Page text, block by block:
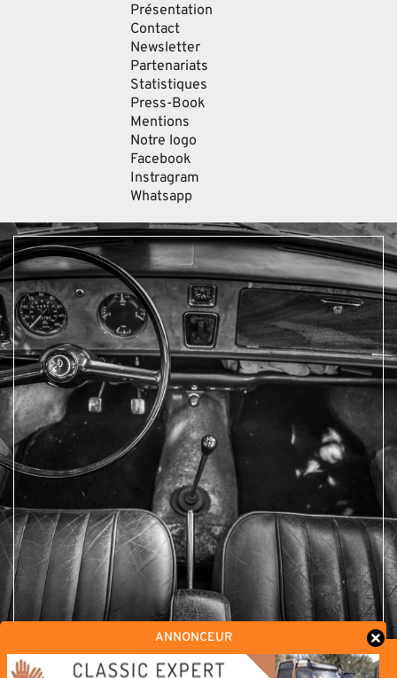
Présentation
Contact
Newsletter
Partenariats
Statistiques
Press-Book
Mentions
Notre logo
Facebook
Instragram
Whatsapp
ANNONCEUR